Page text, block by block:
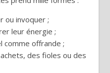
ou invoquer ;
leur énergie ;
comme offrande ;
des fioles ou des